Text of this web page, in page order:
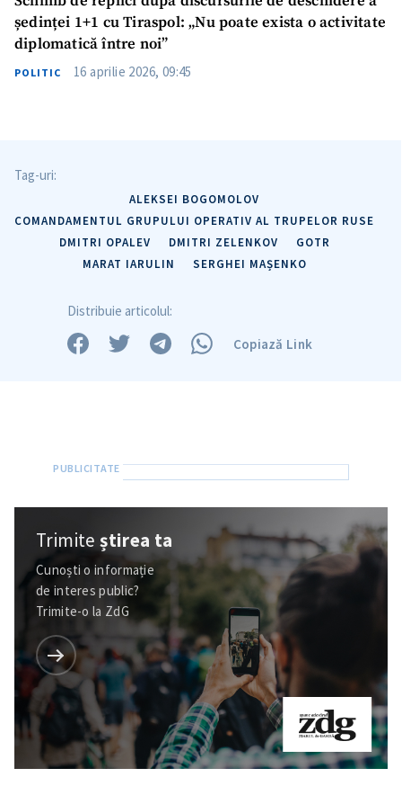
ședinței 1+1 cu Tiraspol: „Nu poate exista o activitate
diplomatică între noi”
POLITIC 16 aprilie 2026, 09:45
Tag-uri:
ALEKSEI BOGOMOLOV
COMANDAMENTUL GRUPULUI OPERATIV AL TRUPELOR RUSE
DMITRI OPALEV
DMITRI ZELENKOV
GOTR
MARAT IARULIN
SERGHEI MAȘENKO
Distribuie articolul:
Copiază Link
Trimiteștirea ta
Cunoști o informație
de interes public?
Trimite-o la ZdG